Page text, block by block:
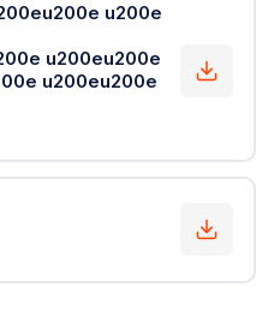
u200e
u200eu200e
u200eu200e